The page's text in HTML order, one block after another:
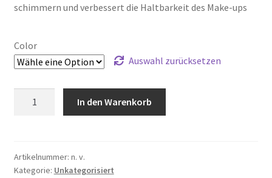
schimmern und verbessert die Haltbarkeit des Make-ups
Color
Auswahl zurücksetzen
Puder
Menge
In den Warenkorb
Artikelnummer: n. v.
Kategorie: Unkategorisiert